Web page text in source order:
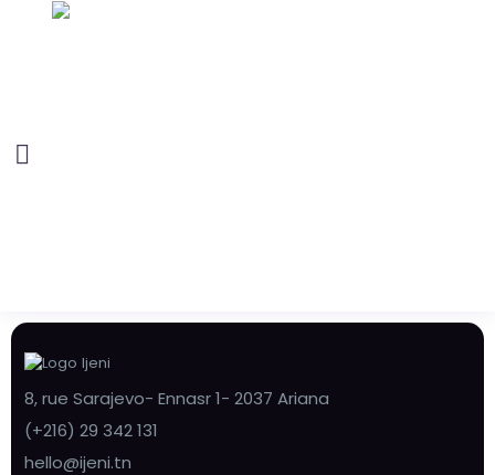
8, rue Sarajevo- Ennasr 1- 2037 Ariana
(+216) 29 342 131
hello@ijeni.tn